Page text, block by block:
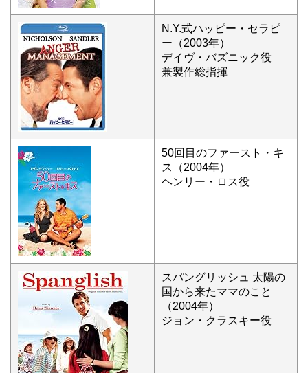
N.Y.式ハッピー・セラピ
ー（2003年）
デイヴ・バズニック役
兼製作総指揮
50回目のファースト・キ
ス（2004年）
ヘンリー・ロス役
スパングリッシュ 太陽の
国から来たママのこと
（2004年）
ジョン・クラスキー役